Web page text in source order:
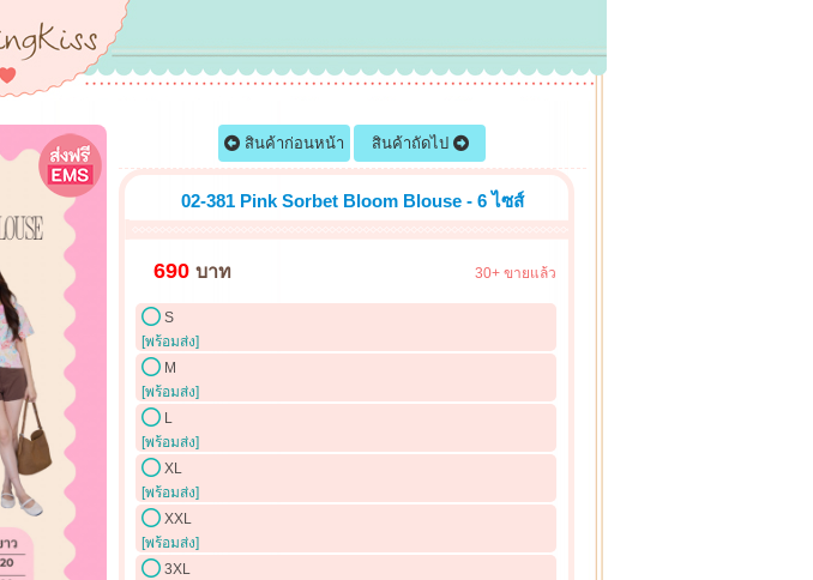
สินค้าก่อนหน้า สินค้าถัดไป
02-381 Pink Sorbet Bloom Blouse - 6 ไซส์
690 บาท 30+ ขายแล้ว
S
[พร้อมส่ง]
M
[พร้อมส่ง]
L
[พร้อมส่ง]
XL
[พร้อมส่ง]
XXL
[พร้อมส่ง]
3XL